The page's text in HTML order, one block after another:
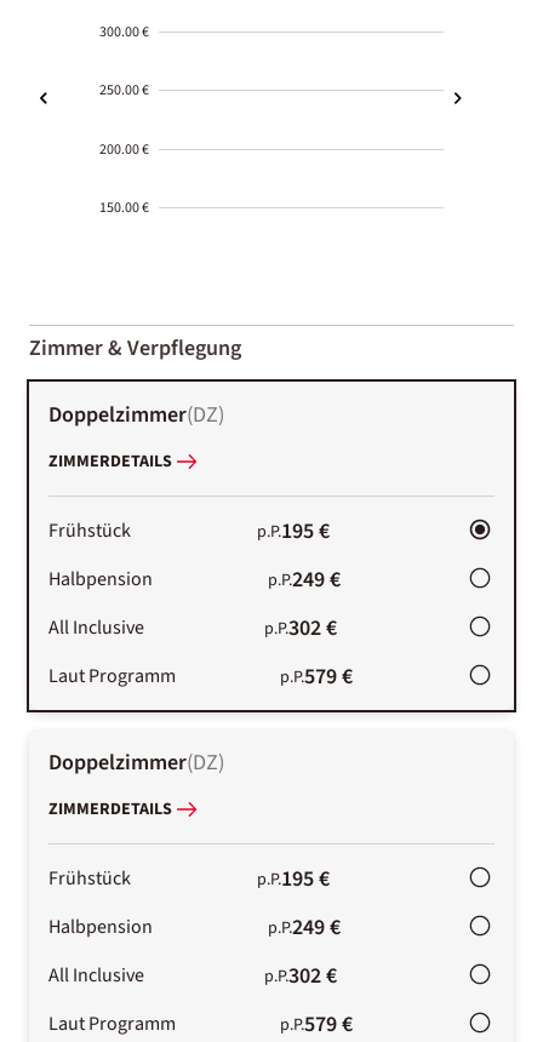
300.00 €
250.00 €
200.00 €
150.00 €
01-02
Zimmer & Verpflegung
Doppelzimmer(DZ)
ZIMMERDETAILS
Frühstück p.P.195 €
Halbpension p.P.249 €
All Inclusive p.P.302 €
Laut Programm p.P.579 €
Doppelzimmer(DZ)
ZIMMERDETAILS
Frühstück p.P.195 €
Halbpension p.P.249 €
All Inclusive p.P.302 €
Laut Programm p.P.579 €